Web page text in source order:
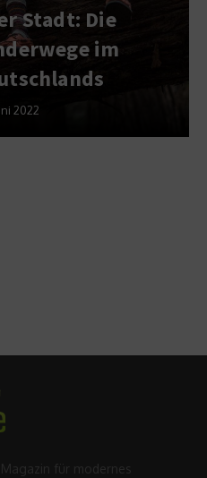
Stadt: Die
im
2022
für modernes